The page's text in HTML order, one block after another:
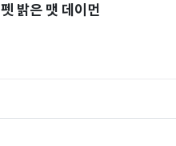
펫 밝은 맷 데이먼